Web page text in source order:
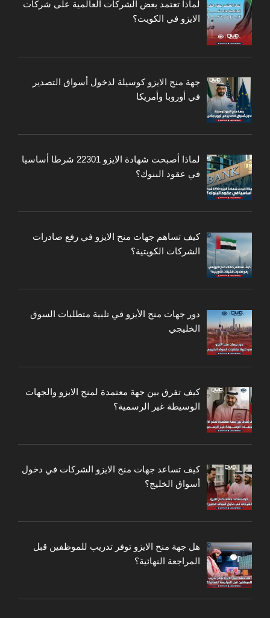
لماذا تعتمد بعض الشركات العالمية على شركات
الايزو في الكويت؟
جهة منح الايزو كوسيلة لدخول أسواق التصدير
في أوروبا وأمريكا
لماذا أصبحت شهادة الايزو 22301 شرطا أساسيا
في عقود البنوك؟
كيف تساهم جهات منح الايزو في رفع صادرات
الشركات الكويتية؟
دور جهات منح الأيزو في تلبية متطلبات السوق
الخليجي
كيف تفرق بين جهة معتمدة لمنح الايزو والجهات
الوسيطة غير الرسمية؟
كيف تساعد جهات منح الايزو الشركات في دخول
أسواق الخليج؟
هل جهة منح الايزو توفر تدريب للموظفين قبل
المراجعة النهائية؟